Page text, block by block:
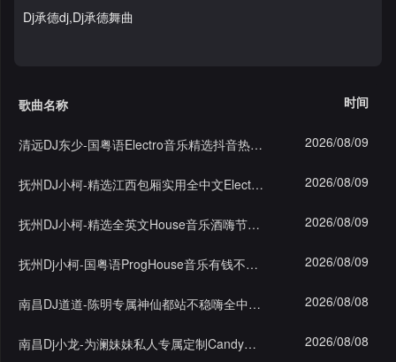
Dj承德dj,Dj承德舞曲
歌曲名称 时间
清远DJ东少-国粤语Electro音乐精选抖音热歌榜专辑串烧 2026/08/09
抚州DJ小柯-精选江西包厢实用全中文Electeo音乐跳舞嗨碟 2026/08/09
抚州DJ小柯-精选全英文House音乐酒嗨节奏多元素气氛串烧 2026/08/09
抚州Dj小柯-国粤语ProgHouse音乐有钱不入金三角专辑串烧 2026/08/09
南昌DJ道道-陈明专属神仙都站不稳嗨全中文FunkHouse串烧 2026/08/08
南昌Dj小龙-为澜妹妹私人专属定制Candy包厢摇慢摇串烧 2026/08/08